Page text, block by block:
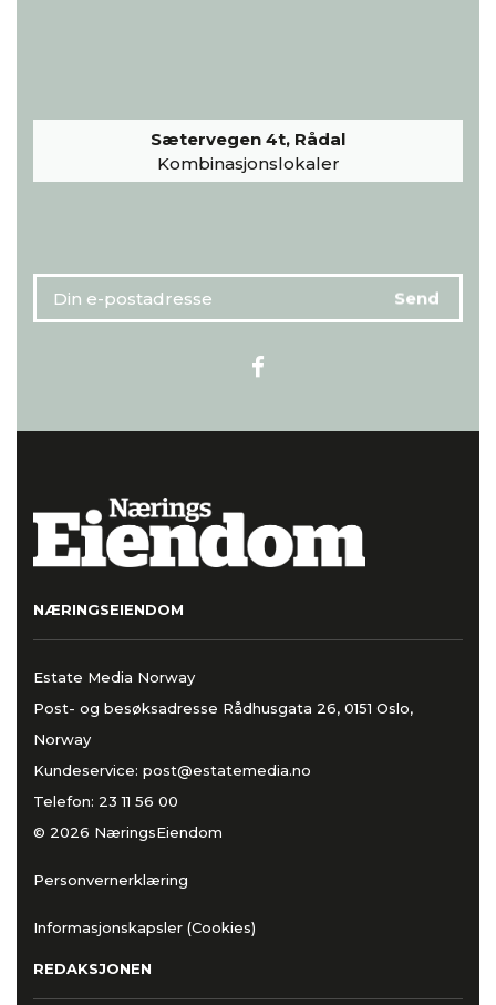
Sætervegen 4t, Rådal
Kombinasjonslokaler
NÆRINGSEIENDOM
Estate Media Norway
Post- og besøksadresse Rådhusgata 26, 0151 Oslo,
Norway
Kundeservice: post@estatemedia.no
Telefon: 23 11 56 00
© 2026 NæringsEiendom
Personvernerklæring
Informasjonskapsler (Cookies)
REDAKSJONEN